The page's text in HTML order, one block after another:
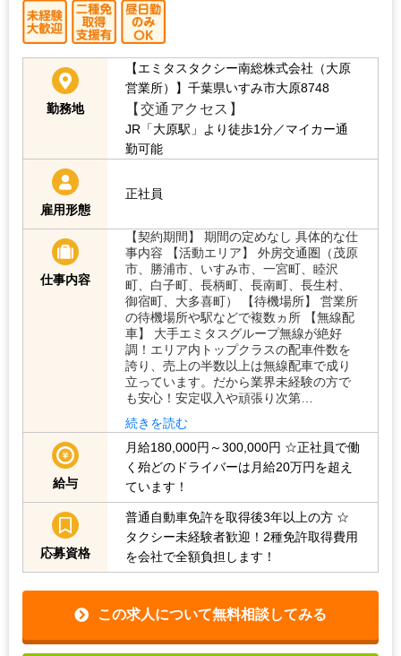
勤務地
【エミタスタクシー南総株式会社（大原
営業所）】 千葉県いすみ市大原8748
【交通アクセス】
JR「大原駅」より徒歩1分／マイカー通
勤可能
雇用形態
正社員
仕事内容
【契約期間】 期間の定めなし 具体的な仕
事内容 【活動エリア】 外房交通圏（茂原
市、勝浦市、いすみ市、一宮町、睦沢
町、白子町、長柄町、長南町、長生村、
御宿町、大多喜町） 【待機場所】 営業所
の待機場所や駅などで複数ヵ所 【無線配
車】 大手エミタスグループ無線が絶好
調！エリア内トップクラスの配車件数を
誇り、売上の半数以上は無線配車で成り
立っています。だから業界未経験の方で
も安心！安定収入や頑張り次第…
続きを読む
給与
月給180,000円～300,000円 ☆正社員で働
く殆どのドライバーは月給20万円を超え
ています！
応募資格
普通自動車免許を取得後3年以上の方 ☆
タクシー未経験者歓迎！2種免許取得費用
を会社で全額負担します！
この求人について無料相談してみる